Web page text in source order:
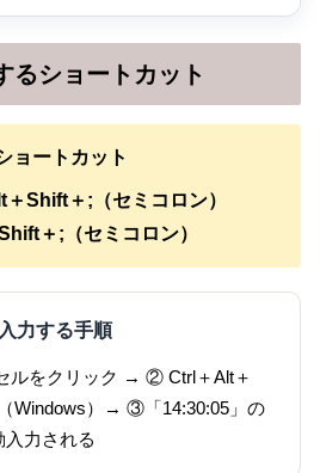
るショートカット
ートカット
Shift＋;（セミコロン）
＋;（セミコロン）
力する手順
ルをクリック → ② Ctrl＋Alt＋
Windows）→ ③「14:30:05」の
入力される